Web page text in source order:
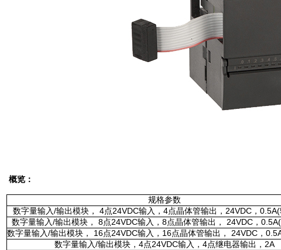
概览：
规格参数
数字量输入/输出模块， 4点24VDC输入，4点晶体管输出，24VDC，
数字量输入/输出模块， 8点24VDC输入，8点晶体管输出， 24VDC，
数字量输入/输出模块， 16点24VDC输入，16点晶体管输出， 24VDC，
数字量输入/输出模块，4点24VDC输入，4点继电器输出，2A